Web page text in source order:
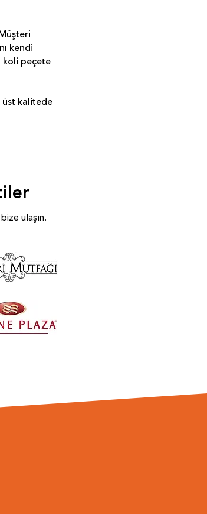
kendi
koli peçete
üst kalitede
ulaşın.